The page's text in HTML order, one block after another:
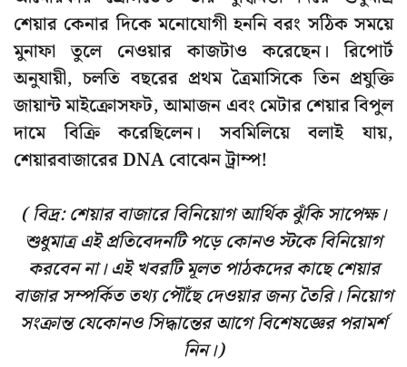
শেয়ার কেনার দিকে মনোযোগী হননি বরং সঠিক সময়ে
মুনাফা তুলে নেওয়ার কাজটাও করেছেন। রিপোর্ট
অনুযায়ী, চলতি বছরের প্রথম ত্রৈমাসিকে তিন প্রযুক্তি
জায়ান্ট মাইক্রোসফট, আমাজন এবং মেটার শেয়ার বিপুল
দামে বিক্রি করেছিলেন। সবমিলিয়ে বলাই যায়,
শেয়ারবাজারের DNA বোঝেন ট্রাম্প!
( বিদ্র: শেয়ার বাজারে বিনিয়োগ আর্থিক ঝুঁকি সাপেক্ষ।
শুধুমাত্র এই প্রতিবেদনটি পড়ে কোনও স্টকে বিনিয়োগ
করবেন না। এই খবরটি মূলত পাঠকদের কাছে শেয়ার
বাজার সম্পর্কিত তথ্য পৌঁছে দেওয়ার জন্য তৈরি। নিয়োগ
সংক্রান্ত যেকোনও সিদ্ধান্তের আগে বিশেষজ্ঞের পরামর্শ
নিন।)